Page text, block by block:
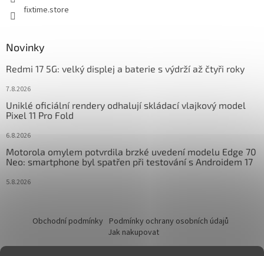
fixtime.store
Novinky
Redmi 17 5G: velký displej a baterie s výdrží až čtyři roky
7.8.2026
Uniklé oficiální rendery odhalují skládací vlajkový model
Pixel 11 Pro Fold
6.8.2026
Motorola omylem potvrdila brzké uvedení modelu Edge 70
Neo: smartphone byl spatřen při testování s Androidem 17
5.8.2026
Obchodní podmínky Podmínky ochrany osobních údajů
Jak nakupovat